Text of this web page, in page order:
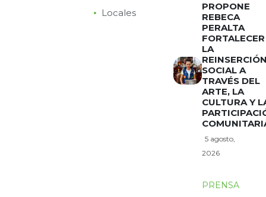
Locales
PROPONE
REBECA
PERALTA
FORTALECER
LA
SOCIAL A
TRAVÉS DEL
ARTE, LA
CULTURA Y
5 agosto,
2026
PRENSA